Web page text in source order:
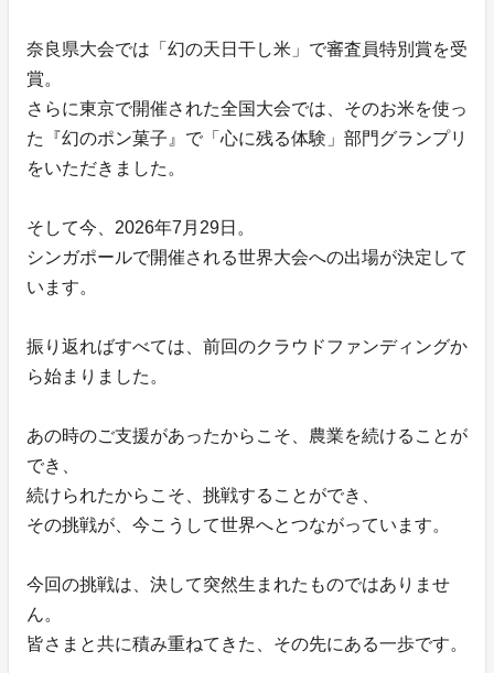
奈良県大会では「幻の天日干し米」で審査員特別賞を受
賞。
さらに東京で開催された全国大会では、そのお米を使っ
た『幻のポン菓子』で「心に残る体験」部門グランプリ
をいただきました。
そして今、2026年7月29日。
シンガポールで開催される世界大会への出場が決定して
います。
振り返ればすべては、前回のクラウドファンディングか
ら始まりました。
あの時のご支援があったからこそ、農業を続けることが
でき、
続けられたからこそ、挑戦することができ、
その挑戦が、今こうして世界へとつながっています。
今回の挑戦は、決して突然生まれたものではありませ
ん。
皆さまと共に積み重ねてきた、その先にある一歩です。